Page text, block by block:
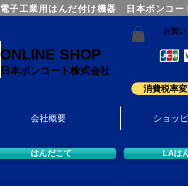
電子工業用はんだ付け機器 日本ボンコー
ONLINE SHOP
日本ボンコート株式会社
お買
消費税率
会社概要 ショッ
はんだこて LAは